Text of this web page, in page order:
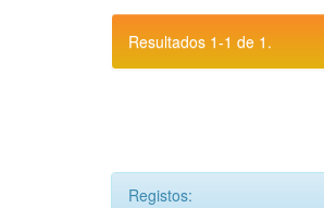
Resultados 1-1 de 1.
Registos: